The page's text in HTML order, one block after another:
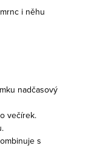
i něhu
nadčasový
večírek.
s